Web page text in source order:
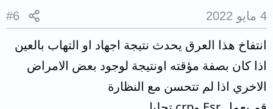
4 مايو 2022 #6
انتفاخ هذا العرق يحدث نتيجة اجهاد او التهاب بالعين
اذا كان بصفة مؤقته اونتيجة لوجود بعض الامراض
الاخري اذا لم تتحسن مع النظارة